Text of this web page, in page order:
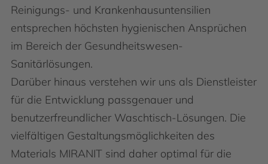
Reinigungs- und Krankenhausuntensilien
entsprechen höchsten hygienischen Ansprüchen
im Bereich der Gesundheitswesen-
Sanitärlösungen.
Darüber hinaus verstehen wir uns als Dienstleister
für die Entwicklung passgenauer und
benutzerfreundlicher Waschtisch-Lösungen. Die
vielfältigen Gestaltungsmöglichkeiten des
Materials MIRANIT sind daher optimal für die